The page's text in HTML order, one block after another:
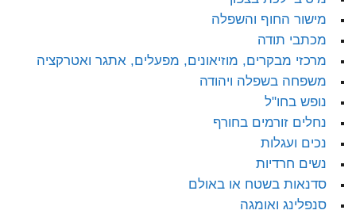
מישור החוף והשפלה
מכתבי תודה
מרכזי מבקרים, מוזיאונים, מפעלים, אתגר ואטרקציה
משפחה בשפלה ויהודה
נופש בחו"ל
נחלים זורמים בחורף
נכים ועגלות
נשים חרדיות
סדנאות בשטח או באולם
סנפלינג ואומגה